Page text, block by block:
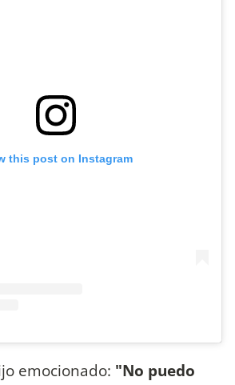
this post on Instagram
emocionado: "No puedo